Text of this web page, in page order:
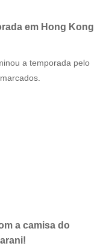
em Hong Kong
a temporada pelo
a camisa do